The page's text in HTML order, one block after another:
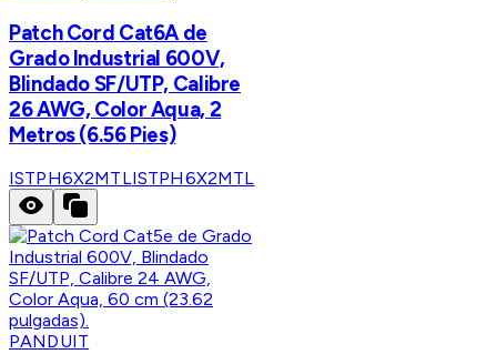
Patch Cord Cat6A de
Grado Industrial 600V,
Blindado SF/UTP, Calibre
26 AWG, Color Aqua, 2
Metros (6.56 Pies)
ISTPH6X2MTLISTPH6X2MTL
PANDUIT